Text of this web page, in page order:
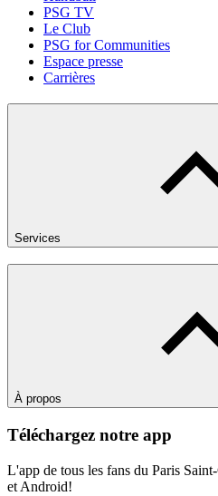
PSG TV
Le Club
PSG for Communities
Espace presse
Carrières
Services
À propos
Téléchargez notre app
L'app de tous les fans du Paris
et Android!